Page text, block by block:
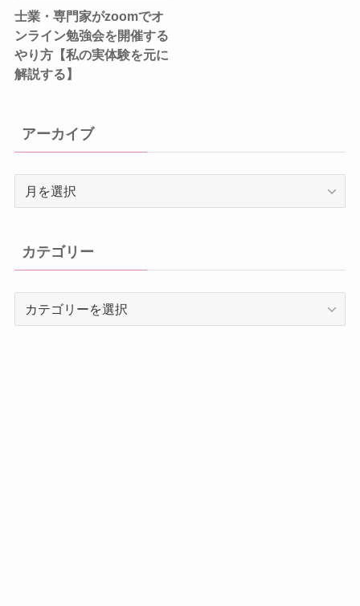
士業・専門家がzoomでオ
ンライン勉強会を開催する
やり方【私の実体験を元に
解説する】
アーカイブ
ブ
カテゴリー